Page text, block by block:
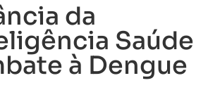
da
Saúde
à Dengue